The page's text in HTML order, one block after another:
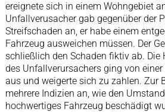
ereignete sich in einem Wohngebiet
Unfallverusacher gab gegenüber der
Streifschaden an, er habe einem
Fahrzeug ausweichen müssen. Der
schließlich den Schaden fiktiv ab.
des Unfallverursachers ging von
aus und weigerte sich zu zahlen. Zur
mehrere Indizien an, wie den
hochwertiges Fahrzeug beschädigt